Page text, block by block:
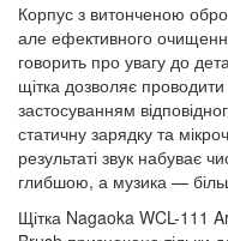
Корпус з витонченою
але ефективного
говорить про увагу до
щітка дозволяє
застосуванням
статичну зарядку та
результаті звук набуває
глибшою, а музика —
Щітка Nagaoka WCL-111